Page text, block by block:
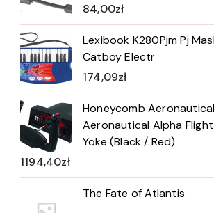
84,00zł
Lexibook K280Pjm Pj
Catboy Electr
174,09zł
Honeycomb
Aeronautical Alpha
Yoke (Black / Red)
1194,40zł
The Fate of Atlantis